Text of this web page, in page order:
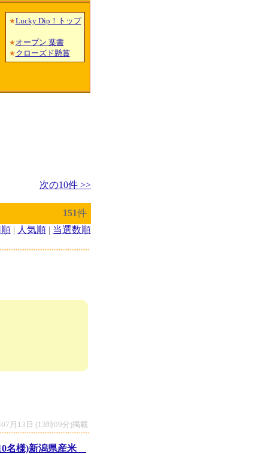
★Lucky Dip！トップ
★オープン 葉書
★クローズド懸賞
次の10件 >>
151件
| 人気順 | 当選数順
ます。
月13日 (13時09分)掲載
名様)新潟県産米